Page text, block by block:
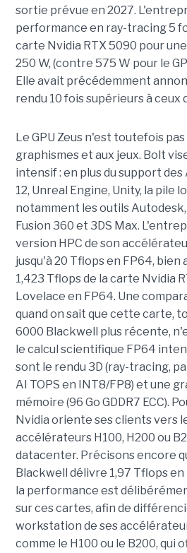
sortie prévue en 2027.
performance en ray-tracing 5
carte Nvidia RTX 5090 pour
250 W, (contre 575 W pour le
Elle avait précédemment
rendu 10 fois supérieurs à ceux
Le GPU Zeus n'est toutefois
graphismes et aux jeux. Bolt
intensif : en plus du support
12, Unreal Engine, Unity, la pile
notamment les outils Autodesk,
Fusion 360 et 3DS Max.
version HPC de son
jusqu'à 20 Tflops en FP64, bien
1,423 Tflops de la carte Nvidia
Lovelace en FP64. Une
quand on sait que cette carte,
6000 Blackwell plus récente,
le calcul scientifique FP64
sont le rendu 3D (ray-tracing,
AI TOPS en INT8/FP8) et une
mémoire (96 Go GDDR7 ECC).
Nvidia oriente ses clients vers
accélérateurs H100, H200 ou
datacenter. Précisons encore
Blackwell délivre 1,97 Tflops en
la performance est
sur ces cartes, afin de
workstation de ses
comme le H100 ou le B200, qui